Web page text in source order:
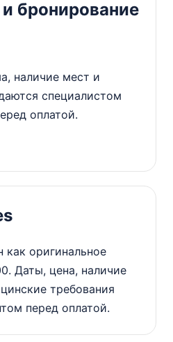
бронирование
наличие мест и
специалистом
оплатой.
оригинальное
Даты, цена, наличие
требования
перед оплатой.